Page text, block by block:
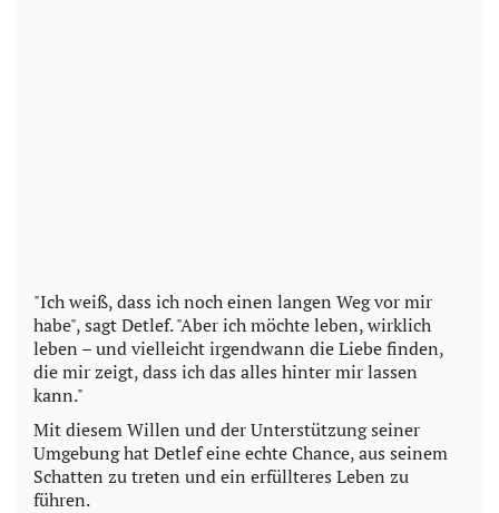
"Ich weiß, dass ich noch einen langen Weg vor mir
habe", sagt Detlef. "Aber ich möchte leben, wirklich
leben – und vielleicht irgendwann die Liebe finden,
die mir zeigt, dass ich das alles hinter mir lassen
kann."
Mit diesem Willen und der Unterstützung seiner
Umgebung hat Detlef eine echte Chance, aus seinem
Schatten zu treten und ein erfüllteres Leben zu
führen.